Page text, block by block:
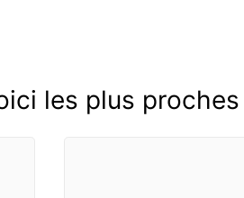
les plus proches